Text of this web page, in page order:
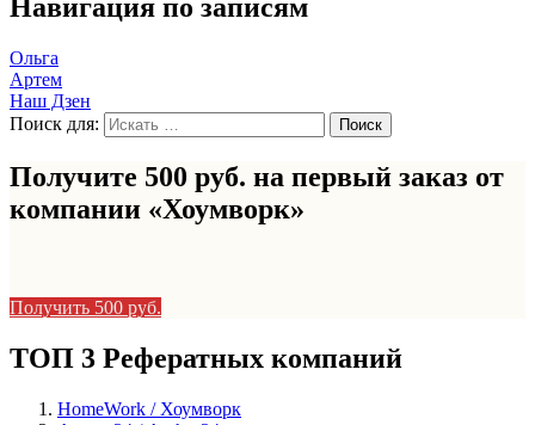
Навигация по записям
Ольга
Артем
Наш Дзен
Поиск для:
Получите 500 руб. на первый заказ от
компании «Хоумворк»
Получить 500 руб.
ТОП 3 Рефератных компаний
HomeWork / Хоумворк